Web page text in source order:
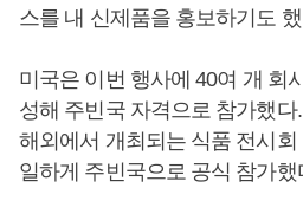
스를 내 신제품을 홍보하기도
미국은 이번 행사에 40여 개 회
성해 주빈국 자격으로 참가했
해외에서 개최되는 식품 전시
일하게 주빈국으로 공식 참가